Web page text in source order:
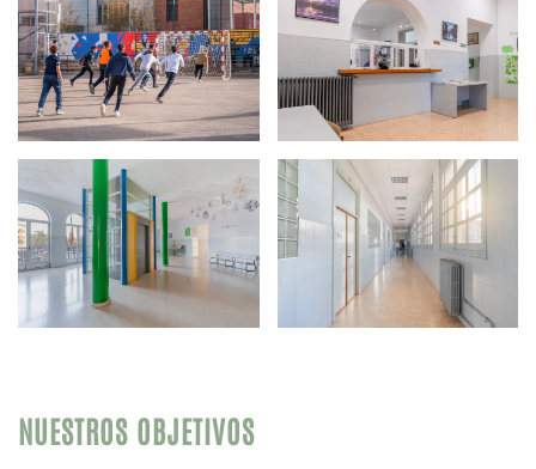
NUESTROS OBJETIVOS